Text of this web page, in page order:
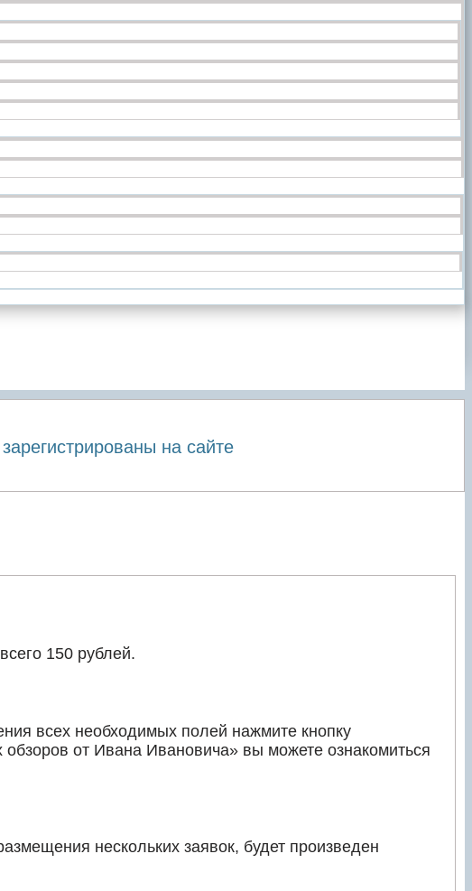
на сайте
150 рублей.
всех необходимых полей нажмите кнопку
от Ивана Ивановича» вы можете ознакомиться
нескольких заявок, будет произведен